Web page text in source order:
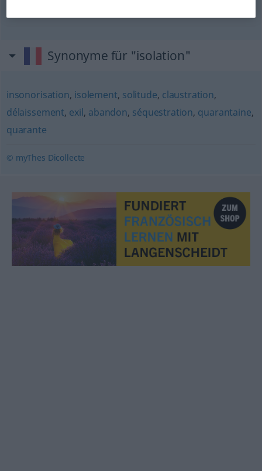
Synonyme für "isolation"
insonorisation, isolement, solitude, claustration,
délaissement, exil, abandon, séquestration, quarantaine,
quarante
© myThes Dicollecte